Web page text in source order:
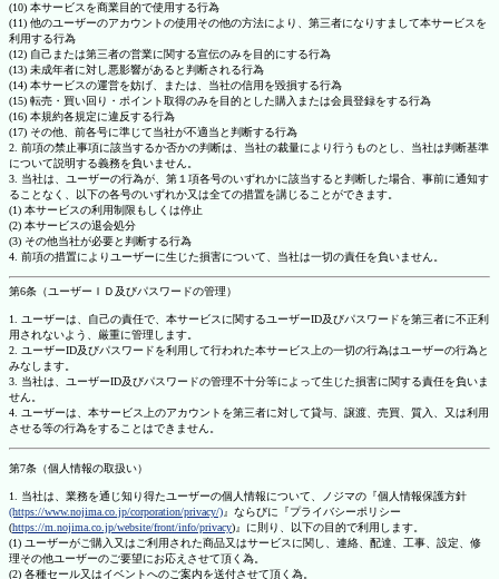
(10) 本サービスを商業目的で使用する行為
(11) 他のユーザーのアカウントの使用その他の方法により、第三者になりすまして本サービスを
利用する行為
(12) 自己または第三者の営業に関する宣伝のみを目的にする行為
(13) 未成年者に対し悪影響があると判断される行為
(14) 本サービスの運営を妨げ、または、当社の信用を毀損する行為
(15) 転売・買い回り・ポイント取得のみを目的とした購入または会員登録をする行為
(16) 本規約各規定に違反する行為
(17) その他、前各号に準じて当社が不適当と判断する行為
2. 前項の禁止事項に該当するか否かの判断は、当社の裁量により行うものとし、当社は判断基準
について説明する義務を負いません。
3. 当社は、ユーザーの行為が、第１項各号のいずれかに該当すると判断した場合、事前に通知す
ることなく、以下の各号のいずれか又は全ての措置を講じることができます。
(1) 本サービスの利用制限もしくは停止
(2) 本サービスの退会処分
(3) その他当社が必要と判断する行為
4. 前項の措置によりユーザーに生じた損害について、当社は一切の責任を負いません。
第6条（ユーザーＩＤ及びパスワードの管理）
1. ユーザーは、自己の責任で、本サービスに関するユーザーID及びパスワードを第三者に不正利
用されないよう、厳重に管理します。
2. ユーザーID及びパスワードを利用して行われた本サービス上の一切の行為はユーザーの行為と
みなします。
3. 当社は、ユーザーID及びパスワードの管理不十分等によって生じた損害に関する責任を負いま
せん。
4. ユーザーは、本サービス上のアカウントを第三者に対して貸与、譲渡、売買、質入、又は利用
させる等の行為をすることはできません。
第7条（個人情報の取扱い）
1. 当社は、業務を通じ知り得たユーザーの個人情報について、ノジマの『個人情報保護方針
(https://www.nojima.co.jp/corporation/privacy/)』ならびに『プライバシーポリシー
(https://m.nojima.co.jp/website/front/info/privacy)』に則り、以下の目的で利用します。
(1) ユーザーがご購入又はご利用された商品又はサービスに関し、連絡、配達、工事、設定、修
理その他ユーザーのご要望にお応えさせて頂く為。
(2) 各種セール又はイベントへのご案内を送付させて頂く為。